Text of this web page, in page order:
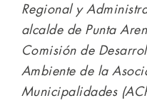
Regional y
alcalde de Punta
Comisión de
Ambiente de la
Municipalidades